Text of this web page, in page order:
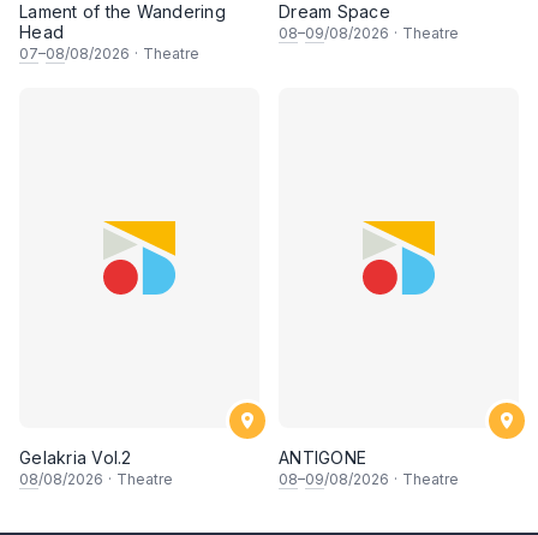
Lament of the Wandering
Head
07–08/08/2026 · Theatre
Dream Space
08–09/08/2026 · Theatre
Gelakria Vol.2
08/08/2026 · Theatre
ANTIGONE
08–09/08/2026 · Theatre